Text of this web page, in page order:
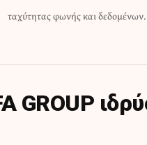
ταχύτητας φωνής και δεδομένων.
GROUP